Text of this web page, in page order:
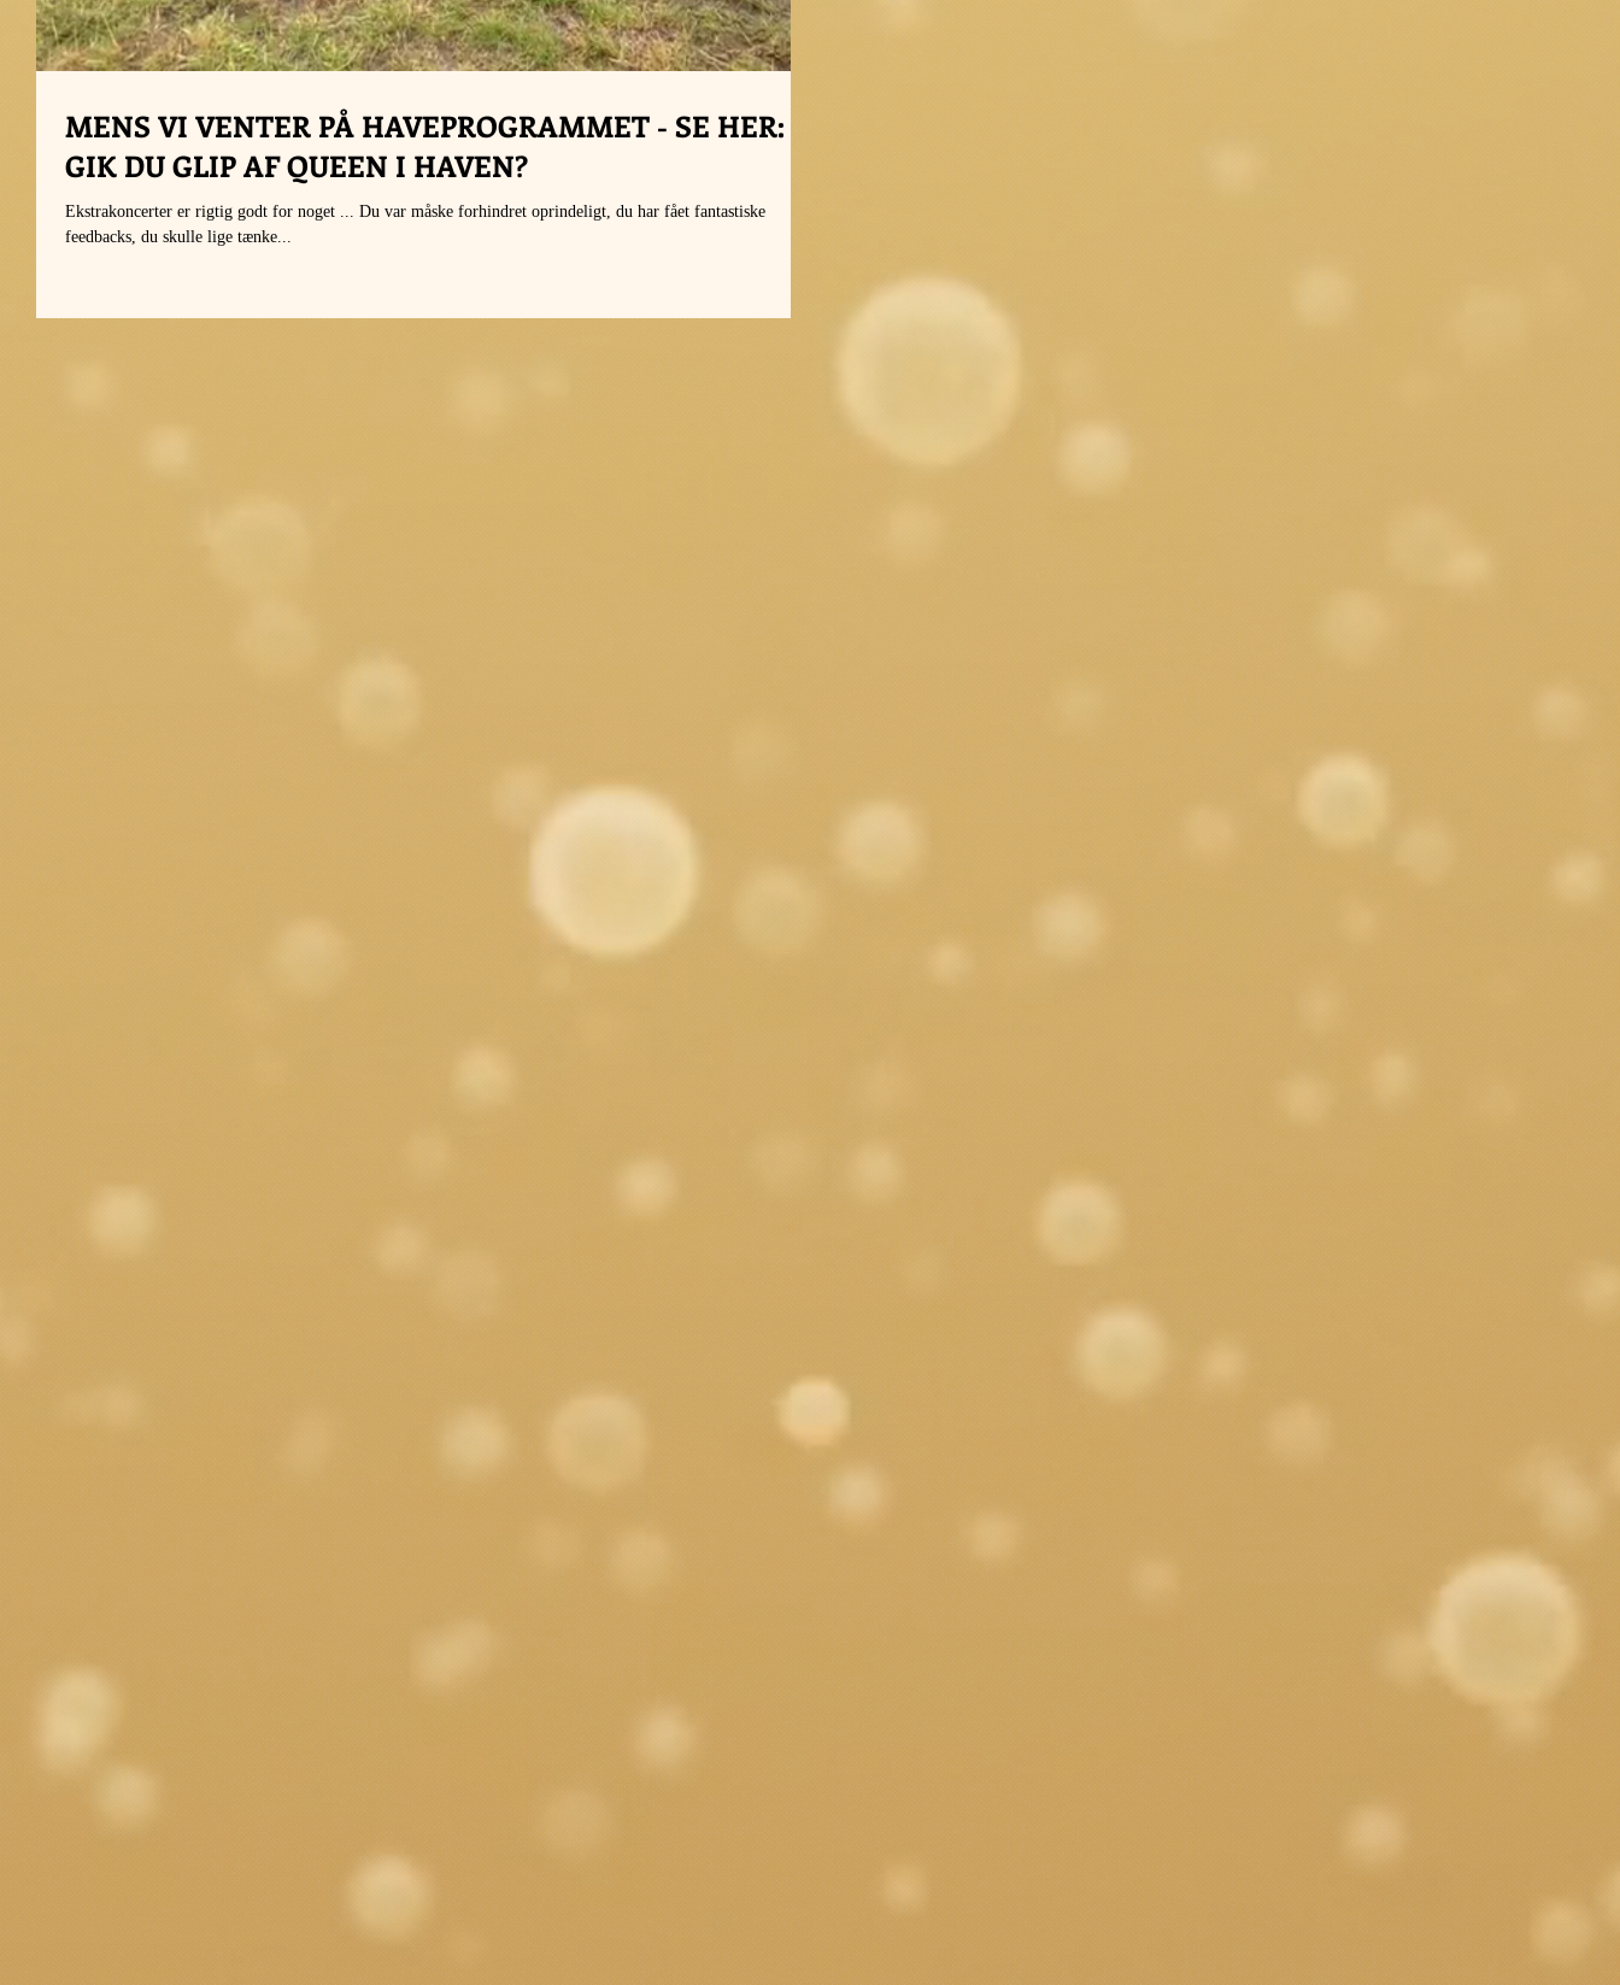
MENS VI VENTER PÅ HAVEPROGRAMMET - SE HER:
GIK DU GLIP AF QUEEN I HAVEN?
Ekstrakoncerter er rigtig godt for noget ... Du var måske forhindret oprindeligt, du har fået fantastiske
feedbacks, du skulle lige tænke...